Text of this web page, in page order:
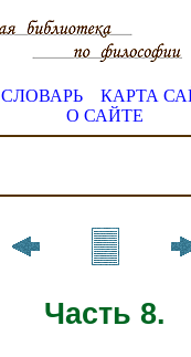
СЛОВАРЬ КАРТА
О САЙТЕ
Часть 8.